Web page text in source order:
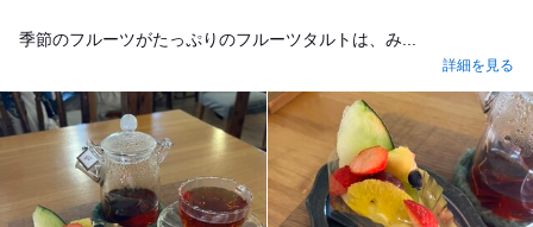
季節のフルーツがたっぷりのフルーツタルトは、み...
詳細を見る